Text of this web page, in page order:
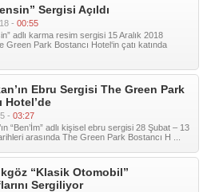
Sergisi Açıldı
- 00:55
adlı karma resim sergisi 15 Aralık 2018
Green Park Bostancı Hotel‘in çatı katında
Ebru Sergisi The Green Park
Hotel’de
- 03:27
“Ben’İm” adlı kişisel ebru sergisi 28 Şubat – 13
arasında The Green Park Bostancı H ...
“Klasik Otomobil”
Sergiliyor